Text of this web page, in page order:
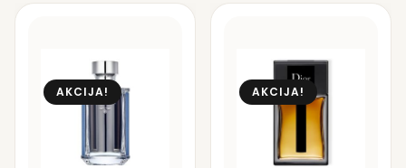
AKCIJA! AKCIJA!